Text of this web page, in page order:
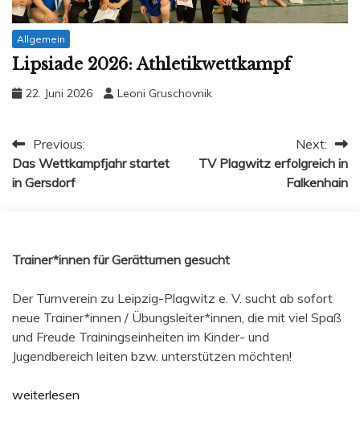
Allgemein
Lipsiade 2026: Athletikwettkampf
22. Juni 2026 Leoni Gruschovnik
Beitragsnavigation
Previous:
Das Wettkampfjahr startet
in Gersdorf
Next:
TV Plagwitz erfolgreich in
Falkenhain
Trainer*innen für Gerätturnen gesucht
Der Turnverein zu Leipzig-Plagwitz e. V. sucht ab sofort
neue Trainer*innen / Übungsleiter*innen, die mit viel Spaß
und Freude Trainingseinheiten im Kinder- und
Jugendbereich leiten bzw. unterstützen möchten!
weiterlesen